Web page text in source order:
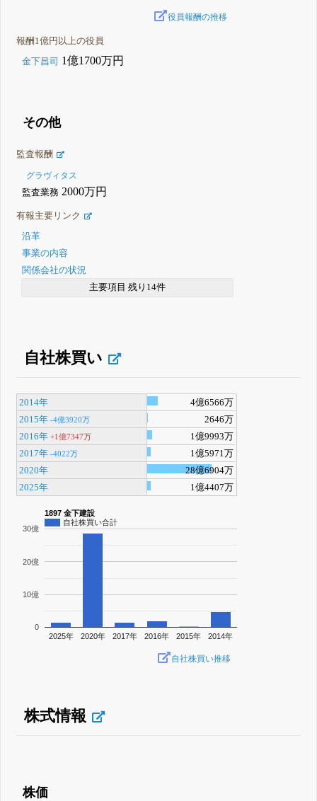
役員報酬の推移
報酬1億円以上の役員
金下昌司 1億1700万円
その他
監査報酬
グラヴィタス
監査業務 2000万円
有報主要リンク
沿革
事業の内容
関係会社の状況
主要項目 残り14件
自社株買い
2014年
4億6566万
2015年 -4億3920万
2646万
2016年 +1億7347万
1億9993万
2017年 -4022万
1億5971万
2020年
28億6904万
2025年
1億4407万
1897 金下建設
自社株買い合計
2025年 2020年 2017年 2016年 2015年 2014年
0
10億
20億
30億
自社株買い推移
株式情報
株価